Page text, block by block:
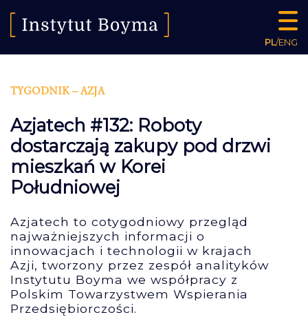
PL/ENG
TYGODNIK – AZJA
Azjatech #132: Roboty
dostarczają zakupy pod drzwi
mieszkań w Korei
Południowej
Azjatech to cotygodniowy przegląd
najważniejszych informacji o
innowacjach i technologii w krajach
Azji, tworzony przez zespół analityków
Instytutu Boyma we współpracy z
Polskim Towarzystwem Wspierania
Przedsiębiorczości.